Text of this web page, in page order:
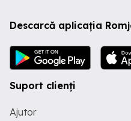
Descarcă aplicația
Suport clienți
Ajutor